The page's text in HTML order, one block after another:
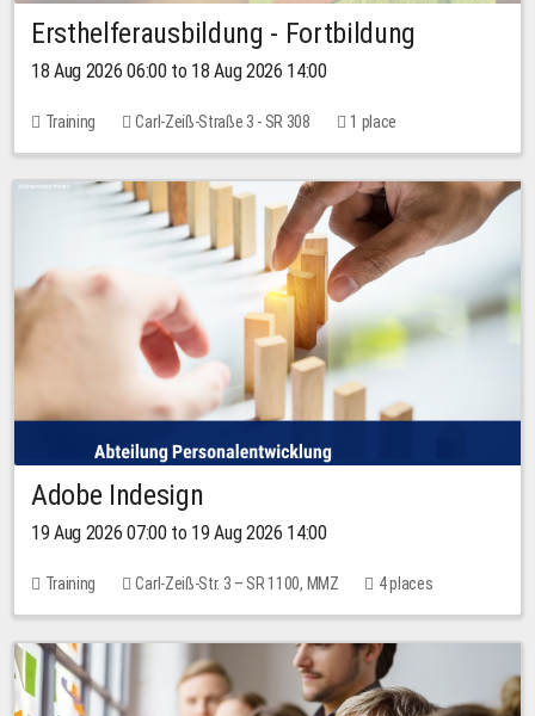
Ersthelferausbildung - Fortbildung
18 Aug 2026 06:00 to 18 Aug 2026 14:00
Training Carl-Zeiß-Straße 3 - SR 308 1 place
Adobe Indesign
19 Aug 2026 07:00 to 19 Aug 2026 14:00
Training Carl-Zeiß-Str. 3 – SR 1100, MMZ 4 places